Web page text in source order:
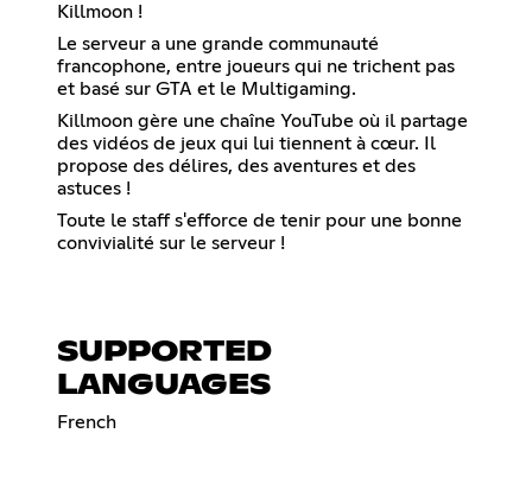
Killmoon !
Le serveur a une grande communauté
francophone, entre joueurs qui ne trichent pas
et basé sur GTA et le Multigaming.
Killmoon gère une chaîne YouTube où il partage
des vidéos de jeux qui lui tiennent à cœur. Il
propose des délires, des aventures et des
astuces !
Toute le staff s'efforce de tenir pour une bonne
convivialité sur le serveur !
SUPPORTED
LANGUAGES
French